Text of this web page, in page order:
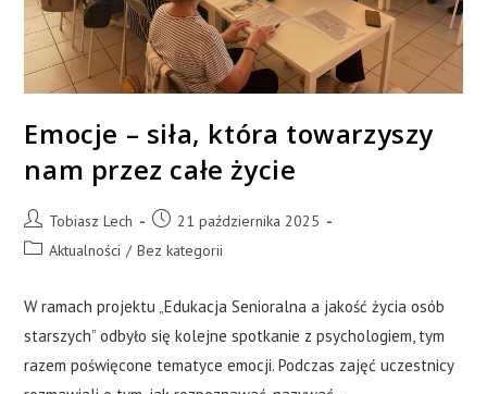
Emocje – siła, która towarzyszy
nam przez całe życie
Tobiasz Lech
21 października 2025
Aktualności / Bez kategorii
W ramach projektu „Edukacja Senioralna a jakość życia osób
starszych” odbyło się kolejne spotkanie z psychologiem, tym
razem poświęcone tematyce emocji. Podczas zajęć uczestnicy